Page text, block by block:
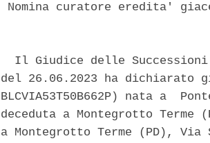
Nomina curatore eredita'
Il Giudice delle
del 26.06.2023 ha
BLCVIA53T50B662P) nata a
deceduta a Montegrotto
a Montegrotto Terme (PD),